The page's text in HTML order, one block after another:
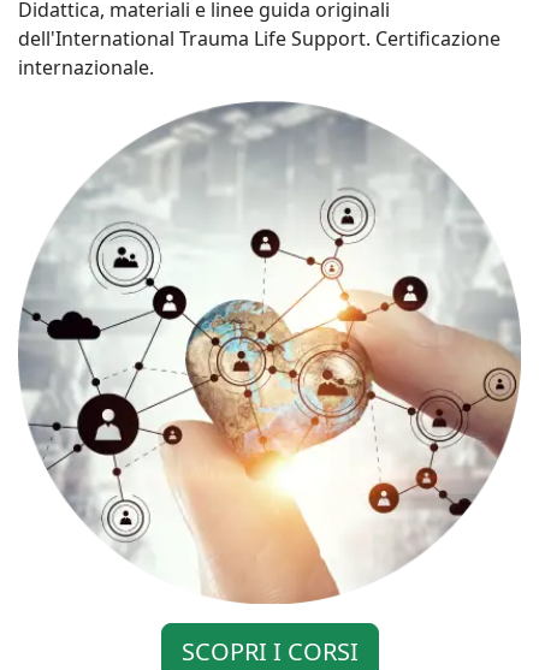
Didattica, materiali e linee guida originali
dell'International Trauma Life Support. Certificazione
internazionale.
SCOPRI I CORSI